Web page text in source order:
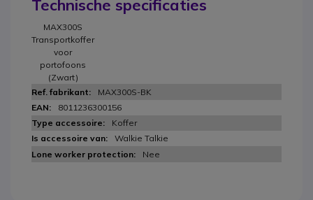
Technische specificaties
MAX300S
Transportkoffer
voor
portofoons
(Zwart)
MAX300S-BK
8011236300156
Koffer
Walkie Talkie
Nee